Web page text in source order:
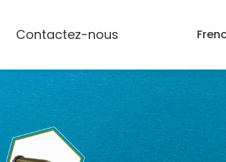
Contactez-nous